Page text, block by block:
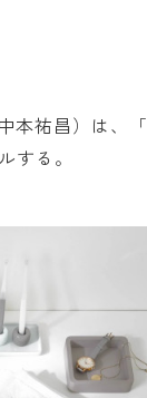
本祐昌）は、「
する。